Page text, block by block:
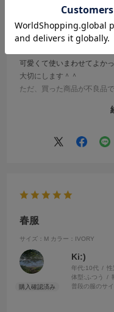
みみ
年代:30代
可愛くて使いまわせてよか
大切にします＾＾
ただ、買った商品が不良品
方に何かクーポンなどある
春服
サイズ：M カラー：IVORY
Ki:)
年代:10代
体型: ふつう
普段の服のサ